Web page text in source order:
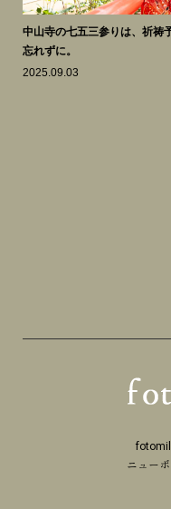
中山寺の七五三参りは、祈祷
忘れずに。
2025.09.03
ニュー